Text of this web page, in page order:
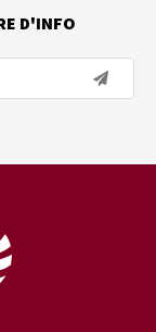
D'INFO